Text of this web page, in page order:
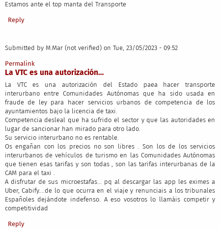
Estamos ante el top manta del Transporte
Reply
Submitted by M.Mar (not verified) on Tue, 23/05/2023 - 09:52
Permalink
La VTC es una autorización…
La VTC es una autorización del Estado paea hacer transporte
interurbano entre Comunidades Autónomas que ha sido usada en
fraude de ley para hacer servicios urbanos de competencia de los
ayuntamientos bajo la licencia de taxi.
Competencia desleal que ha sufrido el sector y que las autoridades en
lugar de sancionar han mirado para otro lado.
Su servicio interurbano no es rentable.
Os engañan con los precios no son libres . Son los de los servicios
interurbanos de vehículos de turismo en las Comunidades Autónomas
que tienen esas tarifas y son todas , son las tarifas interurbanas de la
CAM para el taxi .
A disfrutar de sus microestafas... pq al descargar las app les eximes a
Uber, Cabify....de lo que ocurra en el viaje y renunciais a los tribunales
Españoles dejándote indefenso. A eso vosotros lo llamáis competir y
competitividad
Reply